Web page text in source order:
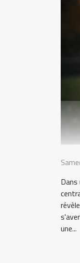
une...